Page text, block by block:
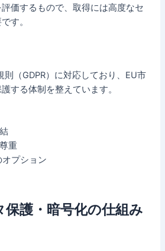
価するもので、取得には高度なセ
す。
則（GDPR）に対応しており、EU市
する体制を整えています。
重
プション
護・暗号化の仕組み